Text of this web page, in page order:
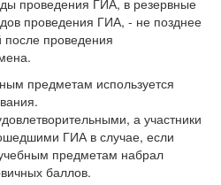
проведения ГИА, в резервные
проведения ГИА, - не позднее
проведения
предметам используется
а участники
ГИА в случае, если
предметам набрал
баллов.